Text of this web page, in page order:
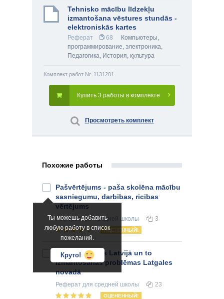
Tehnisko mācību līdzekļu
izmantošana vēstures stundās -
elektroniskās kartes
Реферат 68
Компьютеры,
программирование, электроника,
Педагогика, История, культура
Комплект работ Nr. 1131201
Купить 3 работы в комплекте
Просмотреть комплект
Похожие работы
Ты можешь добавить
любую работу в список
пожеланий.
Круто!
Pašvērtējums - paša skolēna mācību
sasniegumu, darbības, rīcības
vērtējums
Реферат для средней школы 3
ОЦЕНЕННЫЙ!
Internetbankas Latvijā un to
izmantošanas problēmas Latgales
novadā
Реферат для средней школы 23
ОЦЕНЕННЫЙ!